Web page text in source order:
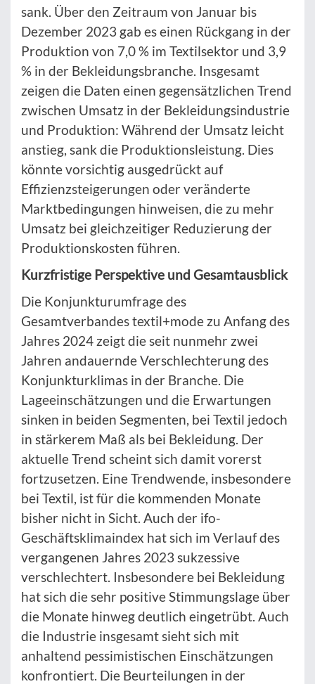
sank. Über den Zeitraum von Januar bis
Dezember 2023 gab es einen Rückgang in der
Produktion von 7,0 % im Textilsektor und 3,9
% in der Bekleidungsbranche. Insgesamt
zeigen die Daten einen gegensätzlichen Trend
zwischen Umsatz in der Bekleidungsindustrie
und Produktion: Während der Umsatz leicht
anstieg, sank die Produktionsleistung. Dies
könnte vorsichtig ausgedrückt auf
Effizienzsteigerungen oder veränderte
Marktbedingungen hinweisen, die zu mehr
Umsatz bei gleichzeitiger Reduzierung der
Produktionskosten führen.
Kurzfristige Perspektive und Gesamtausblick
Die Konjunkturumfrage des
Gesamtverbandes textil+mode zu Anfang des
Jahres 2024 zeigt die seit nunmehr zwei
Jahren andauernde Verschlechterung des
Konjunkturklimas in der Branche. Die
Lageeinschätzungen und die Erwartungen
sinken in beiden Segmenten, bei Textil jedoch
in stärkerem Maß als bei Bekleidung. Der
aktuelle Trend scheint sich damit vorerst
fortzusetzen. Eine Trendwende, insbesondere
bei Textil, ist für die kommenden Monate
bisher nicht in Sicht. Auch der ifo-
Geschäftsklimaindex hat sich im Verlauf des
vergangenen Jahres 2023 sukzessive
verschlechtert. Insbesondere bei Bekleidung
hat sich die sehr positive Stimmungslage über
die Monate hinweg deutlich eingetrübt. Auch
die Industrie insgesamt sieht sich mit
anhaltend pessimistischen Einschätzungen
konfrontiert. Die Beurteilungen in der